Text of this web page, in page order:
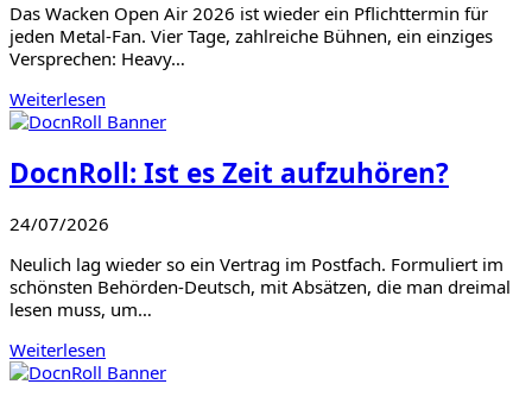
Das Wacken Open Air 2026 ist wieder ein Pflichttermin für
jeden Metal-Fan. Vier Tage, zahlreiche Bühnen, ein einziges
Versprechen: Heavy…
Weiterlesen
DocnRoll: Ist es Zeit aufzuhören?
24/07/2026
Neulich lag wieder so ein Vertrag im Postfach. Formuliert im
schönsten Behörden-Deutsch, mit Absätzen, die man dreimal
lesen muss, um…
Weiterlesen